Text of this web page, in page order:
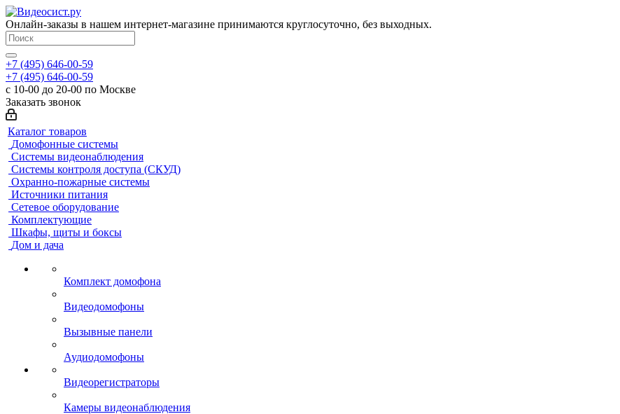
Онлайн-заказы в нашем интернет-магазине принимаются круглосуточно, без выходных.
+7 (495) 646-00-59
+7 (495) 646-00-59
с 10-00 до 20-00 по Москве
Заказать звонок
Каталог товаров
Домофонные системы
Системы видеонаблюдения
Системы контроля доступа (СКУД)
Охранно-пожарные системы
Источники питания
Сетевое оборудование
Комплектующие
Шкафы, щиты и боксы
Дом и дача
Комплект домофона
Видеодомофоны
Вызывные панели
Аудиодомофоны
Видеорегистраторы
Камеры видеонаблюдения